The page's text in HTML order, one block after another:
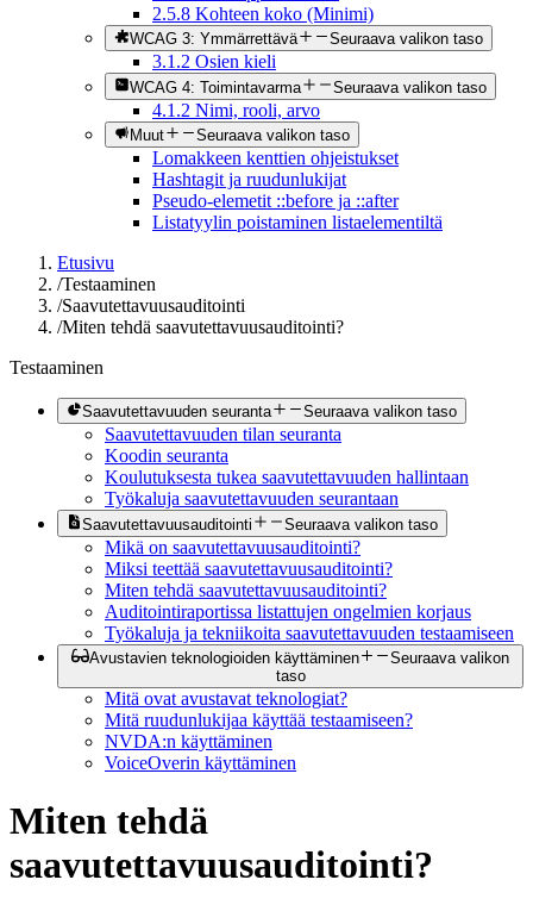
2.5.8 Kohteen koko (Minimi)
WCAG 3: Ymmärrettävä Seuraava valikon taso
3.1.2 Osien kieli
WCAG 4: Toimintavarma Seuraava valikon taso
4.1.2 Nimi, rooli, arvo
Muut Seuraava valikon taso
Lomakkeen kenttien ohjeistukset
Hashtagit ja ruudunlukijat
Pseudo-elemetit ::before ja ::after
Listatyylin poistaminen listaelementiltä
Etusivu
/Testaaminen
/Saavutettavuusauditointi
/Miten tehdä saavutettavuusauditointi?
Testaaminen
Saavutettavuuden seuranta Seuraava valikon taso
Saavutettavuuden tilan seuranta
Koodin seuranta
Koulutuksesta tukea saavutettavuuden hallintaan
Työkaluja saavutettavuuden seurantaan
Saavutettavuusauditointi Seuraava valikon taso
Mikä on saavutettavuusauditointi?
Miksi teettää saavutettavuusauditointi?
Miten tehdä saavutettavuusauditointi?
Auditointiraportissa listattujen ongelmien korjaus
Työkaluja ja tekniikoita saavutettavuuden testaamiseen
Avustavien teknologioiden käyttäminen
Seuraava valikon
taso
Mitä ovat avustavat teknologiat?
Mitä ruudunlukijaa käyttää testaamiseen?
NVDA:n käyttäminen
VoiceOverin käyttäminen
Miten tehdä
saavutettavuusauditointi?